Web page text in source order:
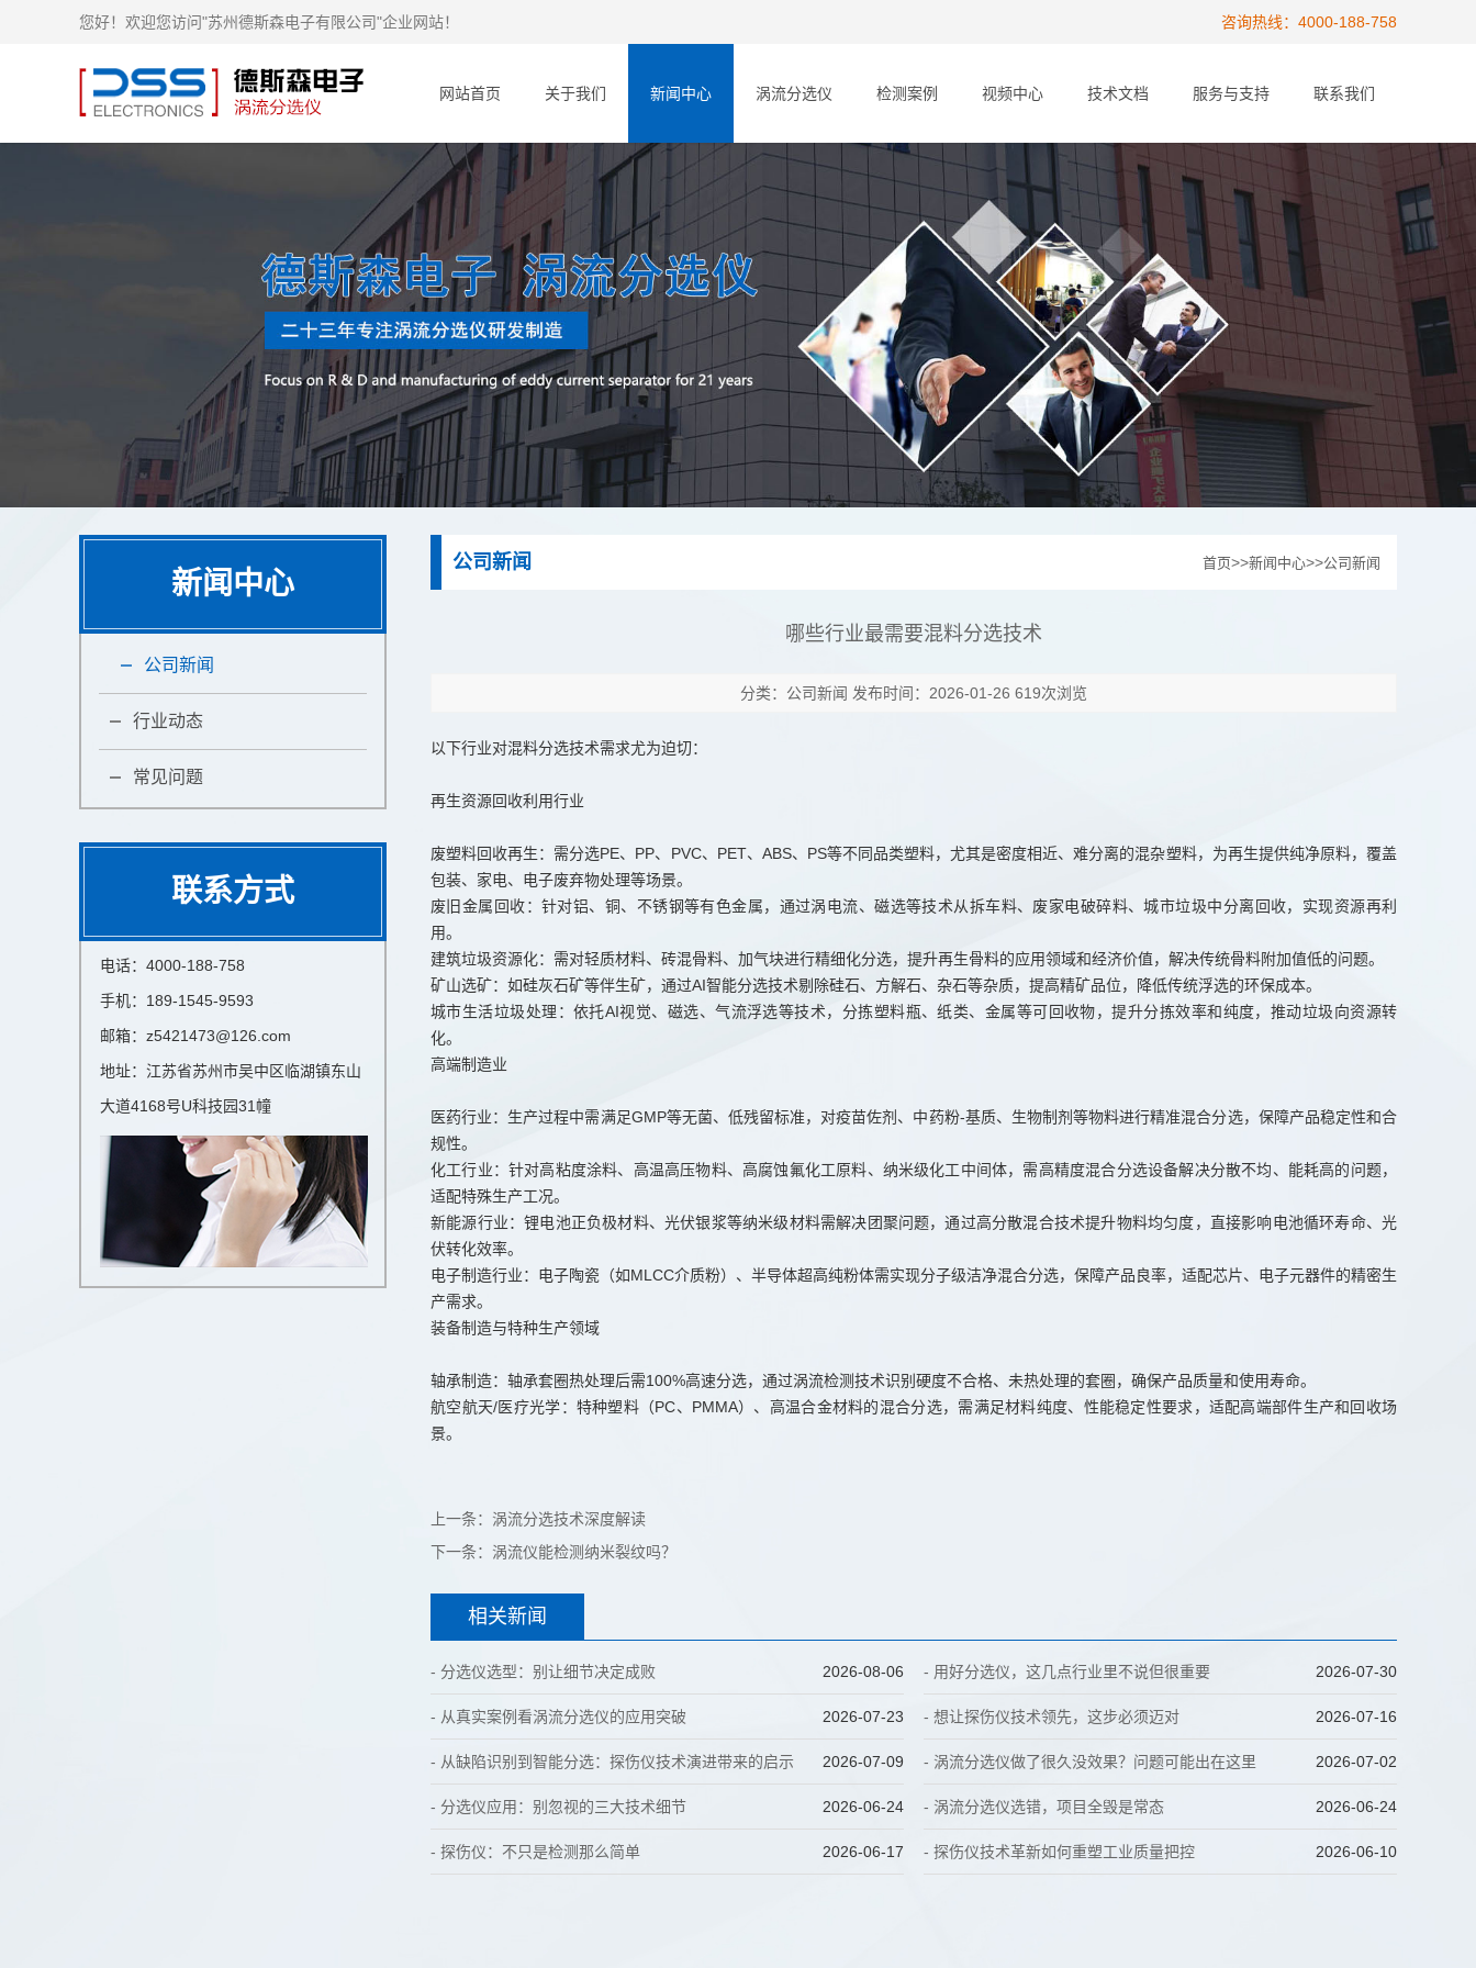
您好！欢迎您访问"苏州德斯森电子有限公司"企业网站！ 咨询热线：4000-188-758
网站首页 关于我们 新闻中心 涡流分选仪 检测案例 视频中心 技术文档 服务与支持 联系我们
新闻中心
公司新闻
行业动态
常见问题
联系方式
电话：4000-188-758
手机：189-1545-9593
邮箱：z5421473@126.com
地址：江苏省苏州市吴中区临湖镇东山
大道4168号U科技园31幢
公司新闻 首页>>新闻中心>>公司新闻
哪些行业最需要混料分选技术
分类：公司新闻 发布时间：2026-01-26 619次浏览
以下行业对混料分选技术需求尤为迫切：
再生资源回收利用行业
废塑料回收再生：需分选PE、PP、PVC、PET、ABS、PS等不同品类塑料，尤其是密度相近、难分离的混杂塑料，为再生提供纯净原料，覆盖
包装、家电、电子废弃物处理等场景。
废旧金属回收：针对铝、铜、不锈钢等有色金属，通过涡电流、磁选等技术从拆车料、废家电破碎料、城市垃圾中分离回收，实现资源再利
用。
建筑垃圾资源化：需对轻质材料、砖混骨料、加气块进行精细化分选，提升再生骨料的应用领域和经济价值，解决传统骨料附加值低的问题。
矿山选矿：如硅灰石矿等伴生矿，通过AI智能分选技术剔除硅石、方解石、杂石等杂质，提高精矿品位，降低传统浮选的环保成本。
城市生活垃圾处理：依托AI视觉、磁选、气流浮选等技术，分拣塑料瓶、纸类、金属等可回收物，提升分拣效率和纯度，推动垃圾向资源转
化。
高端制造业
医药行业：生产过程中需满足GMP等无菌、低残留标准，对疫苗佐剂、中药粉-基质、生物制剂等物料进行精准混合分选，保障产品稳定性和合
规性。
化工行业：针对高粘度涂料、高温高压物料、高腐蚀氟化工原料、纳米级化工中间体，需高精度混合分选设备解决分散不均、能耗高的问题，
适配特殊生产工况。
新能源行业：锂电池正负极材料、光伏银浆等纳米级材料需解决团聚问题，通过高分散混合技术提升物料均匀度，直接影响电池循环寿命、光
伏转化效率。
电子制造行业：电子陶瓷（如MLCC介质粉）、半导体超高纯粉体需实现分子级洁净混合分选，保障产品良率，适配芯片、电子元器件的精密生
产需求。
装备制造与特种生产领域
轴承制造：轴承套圈热处理后需100%高速分选，通过涡流检测技术识别硬度不合格、未热处理的套圈，确保产品质量和使用寿命。
航空航天/医疗光学：特种塑料（PC、PMMA）、高温合金材料的混合分选，需满足材料纯度、性能稳定性要求，适配高端部件生产和回收场
景。
上一条： 涡流分选技术深度解读
下一条： 涡流仪能检测纳米裂纹吗？
相关新闻
- 分选仪选型：别让细节决定成败 2026-08-06 - 用好分选仪，这几点行业里不说但很重要 2026-07-30
- 从真实案例看涡流分选仪的应用突破 2026-07-23 - 想让探伤仪技术领先，这步必须迈对 2026-07-16
- 从缺陷识别到智能分选：探伤仪技术演进带来的启示 2026-07-09 - 涡流分选仪做了很久没效果？问题可能出在这里 2026-07-02
- 分选仪应用：别忽视的三大技术细节 2026-06-24 - 涡流分选仪选错，项目全毁是常态 2026-06-24
- 探伤仪：不只是检测那么简单 2026-06-17 - 探伤仪技术革新如何重塑工业质量把控 2026-06-10